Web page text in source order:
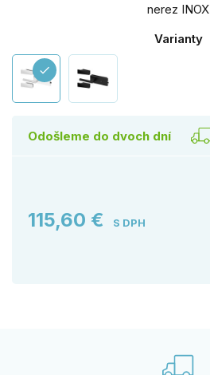
nerez INOX
Varianty
check
Odošleme do dvoch dní
115,60 € S DPH